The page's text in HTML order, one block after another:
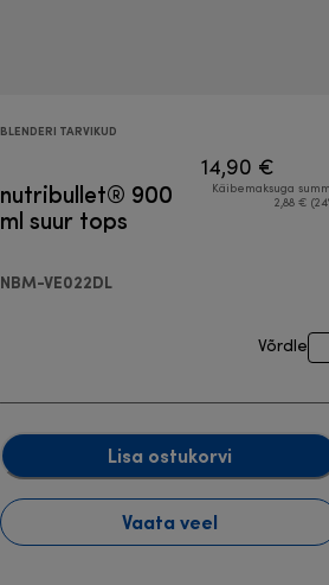
BLENDERI TARVIKUD
nutribullet® 900
ml suur tops
NBM-VE022DL
14,90 €
Käibemaksuga
2,88 €
Võrdle
Lisa ostukorvi
Vaata veel